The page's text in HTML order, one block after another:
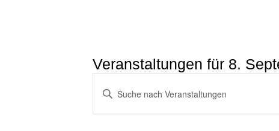
Veranstaltungen für 8.
Suche
und
Schlüsselwort
Suche